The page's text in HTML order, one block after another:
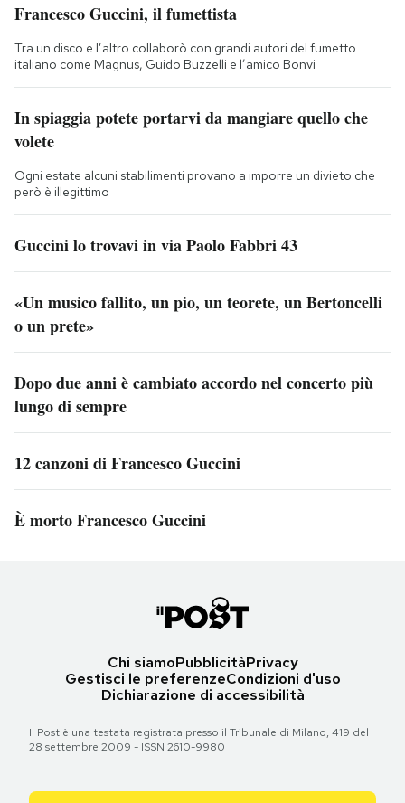
Francesco Guccini, il fumettista
Tra un disco e l’altro collaborò con grandi autori del fumetto
italiano come Magnus, Guido Buzzelli e l’amico Bonvi
In spiaggia potete portarvi da mangiare quello che
volete
Ogni estate alcuni stabilimenti provano a imporre un divieto che
però è illegittimo
Guccini lo trovavi in via Paolo Fabbri 43
«Un musico fallito, un pio, un teorete, un Bertoncelli
o un prete»
Dopo due anni è cambiato accordo nel concerto più
lungo di sempre
12 canzoni di Francesco Guccini
È morto Francesco Guccini
Chi siamoPubblicitàPrivacy
Gestisci le preferenzeCondizioni d'uso
Dichiarazione di accessibilità
Il Post è una testata registrata presso il Tribunale di Milano, 419 del
28 settembre 2009 - ISSN 2610-9980